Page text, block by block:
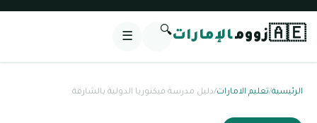
🇦🇪زوومالإمارات🔍
☰
الرئيسية/تعليم الامارات/دليل مدرسة فيكتوريا الدولية بالشارقة